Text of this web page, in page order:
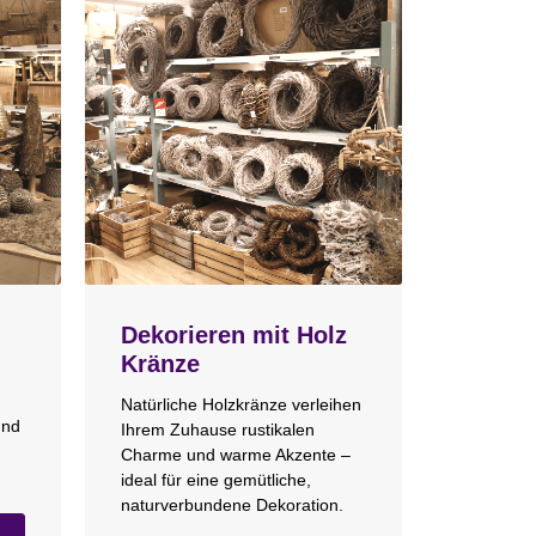
Dekorieren mit Holz
Kränze
Natürliche Holzkränze verleihen
Ihrem Zuhause rustikalen
Charme und warme Akzente –
ideal für eine gemütliche,
naturverbundene Dekoration.